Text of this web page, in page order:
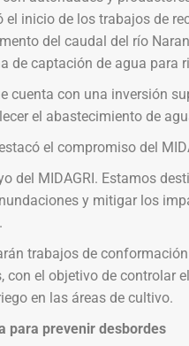
el inicio de los trabajos de
del caudal del río
de captación de agua para
cuenta con una inversión
el abastecimiento de
el compromiso del
del MIDAGRI. Estamos
y mitigar los
trabajos de
con el objetivo de controlar
en las áreas de cultivo.
para prevenir desbordes